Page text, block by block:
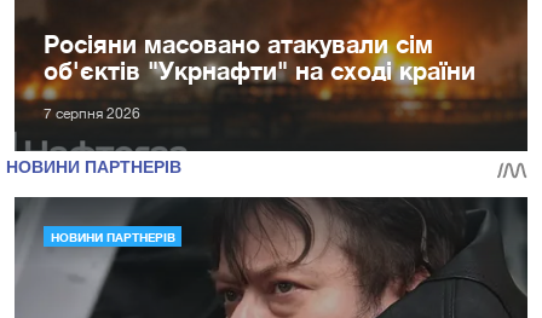
Росіяни масовано атакували сім
об'єктів "Укрнафти" на сході країни
7 серпня 2026